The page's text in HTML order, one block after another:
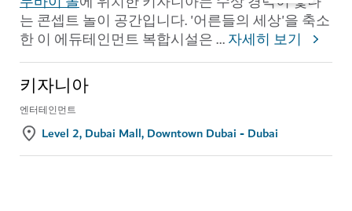
는 콘셉트 놀이 공간입니다. '어른들의 세상'을 축소
한 이 에듀테인먼트 복합시설은...자세히 보기
키자니아
엔터테인먼트
Level 2, Dubai Mall, Downtown Dubai - Dubai